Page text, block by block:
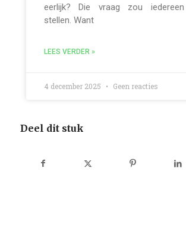
eerlijk? Die vraag zou
stellen. Want
LEES VERDER »
4 december 2025 Geen reacties
Deel dit stuk